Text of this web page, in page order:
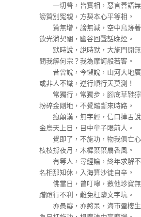
一切聲，皆實相，惡言善語無
謗贊別冤親，方契本心平等相。
贊無增，謗無減，空中鳥跡著
飲光消契闊，幽谷回聲話晚煙。
默時說，說時默，大施門開無
問我解何宗？我為摩訶般若客。
昔曾說，今懶說，山河大地廣
或非人不識，逆行順行天莫測！
常獨行，常獨步，腳底草鞋獰
粉碎金剛地，不覺踏斷來時路。
瘋顛漢，無字經，信口掉舌說
金烏天上日，目中童子眼前人。
覺即了，不施功，物我俱亡心
枝枝撐夜月，木樨葉葉扇香風。
有等人，尋經論，終年求解不
名相那知休，入海算沙徒自辛。
佛當日，曾叮嚀，數他珍寶無
蹭蹬行不利，難免枉墮文字坑。
亦愚癡，亦憨呆，海市蜃樓生